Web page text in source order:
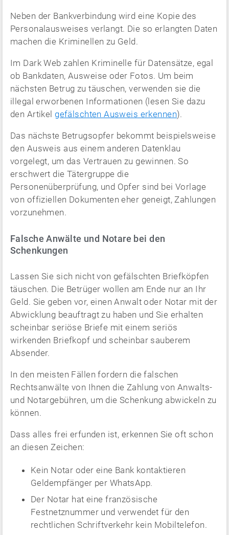
Neben der Bankverbindung wird eine Kopie des
Personalausweises verlangt. Die so erlangten Daten
machen die Kriminellen zu Geld.
Im Dark Web zahlen Kriminelle für Datensätze, egal
ob Bankdaten, Ausweise oder Fotos. Um beim
nächsten Betrug zu täuschen, verwenden sie die
illegal erworbenen Informationen (lesen Sie dazu
den Artikel gefälschten Ausweis erkennen).
Das nächste Betrugsopfer bekommt beispielsweise
den Ausweis aus einem anderen Datenklau
vorgelegt, um das Vertrauen zu gewinnen. So
erschwert die Tätergruppe die
Personenüberprüfung, und Opfer sind bei Vorlage
von offiziellen Dokumenten eher geneigt, Zahlungen
vorzunehmen.
Falsche Anwälte und Notare bei den
Schenkungen
Lassen Sie sich nicht von gefälschten Briefköpfen
täuschen. Die Betrüger wollen am Ende nur an Ihr
Geld. Sie geben vor, einen Anwalt oder Notar mit der
Abwicklung beauftragt zu haben und Sie erhalten
scheinbar seriöse Briefe mit einem seriös
wirkenden Briefkopf und scheinbar sauberem
Absender.
In den meisten Fällen fordern die falschen
Rechtsanwälte von Ihnen die Zahlung von Anwalts-
und Notargebühren, um die Schenkung abwickeln zu
können.
Dass alles frei erfunden ist, erkennen Sie oft schon
an diesen Zeichen:
Kein Notar oder eine Bank kontaktieren
Geldempfänger per WhatsApp.
Der Notar hat eine französische
Festnetznummer und verwendet für den
rechtlichen Schriftverkehr kein Mobiltelefon.